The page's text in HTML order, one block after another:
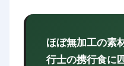
ほぼ無加工の素
行士の携行食に